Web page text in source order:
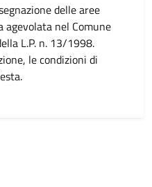
delle aree
agevolata nel Comune
L.P. n. 13/1998.
le condizioni di